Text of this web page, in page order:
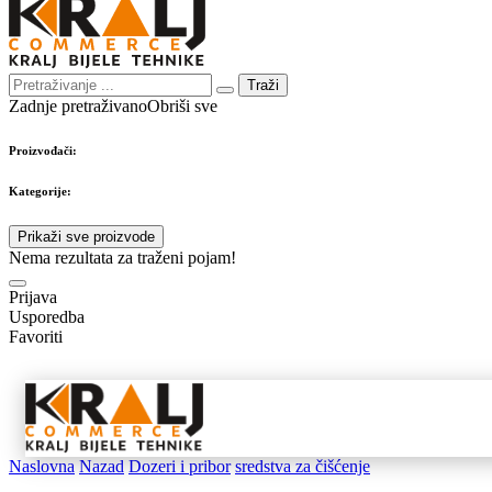
Traži
Zadnje pretraživanoObriši sve
Proizvođači:
Kategorije:
Prikaži sve proizvode
Nema rezultata za traženi pojam!
Prijava
Usporedba
Favoriti
Naslovna Nazad Dozeri i pribor sredstva za čišćenje